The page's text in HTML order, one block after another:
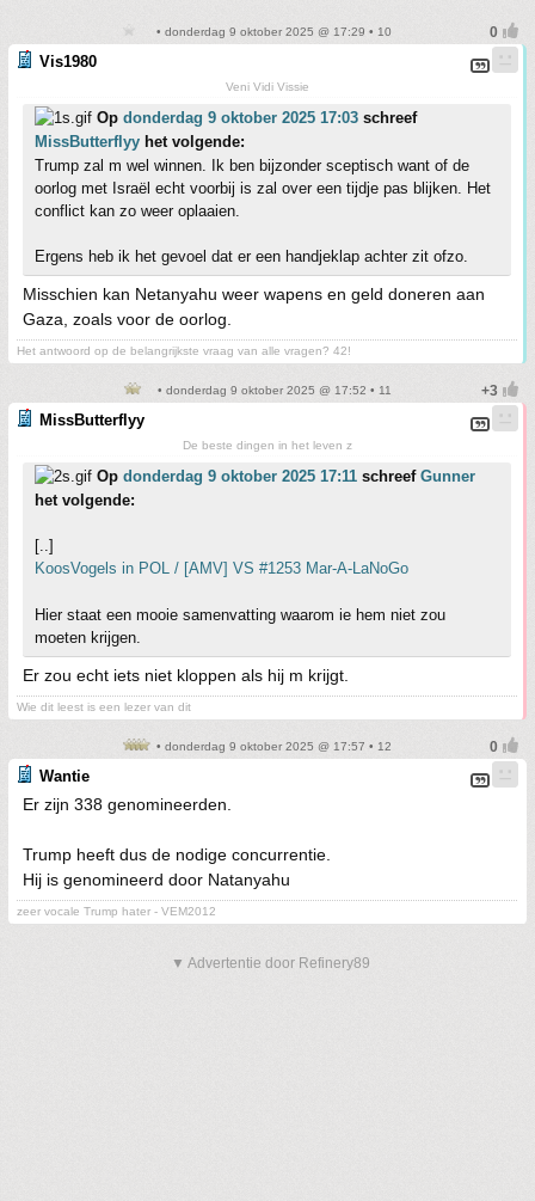
• donderdag 9 oktober 2025 @ 17:29 • 10
Vis1980
Veni Vidi Vissie
Op donderdag 9 oktober 2025 17:03 schreef
MissButterflyy het volgende:
Trump zal m wel winnen. Ik ben bijzonder sceptisch want of de
oorlog met Israël echt voorbij is zal over een tijdje pas blijken. Het
conflict kan zo weer oplaaien.
Ergens heb ik het gevoel dat er een handjeklap achter zit ofzo.
Misschien kan Netanyahu weer wapens en geld doneren aan
Gaza, zoals voor de oorlog.
Het antwoord op de belangrijkste vraag van alle vragen? 42!
• donderdag 9 oktober 2025 @ 17:52 • 11
MissButterflyy
De beste dingen in het leven z
Op donderdag 9 oktober 2025 17:11 schreef Gunner
het volgende:
[..]
KoosVogels in POL / [AMV] VS #1253 Mar-A-LaNoGo
Hier staat een mooie samenvatting waarom ie hem niet zou
moeten krijgen.
Er zou echt iets niet kloppen als hij m krijgt.
Wie dit leest is een lezer van dit
• donderdag 9 oktober 2025 @ 17:57 • 12
Wantie
Er zijn 338 genomineerden.
Trump heeft dus de nodige concurrentie.
Hij is genomineerd door Natanyahu
zeer vocale Trump hater - VEM2012
▼ Advertentie door Refinery89